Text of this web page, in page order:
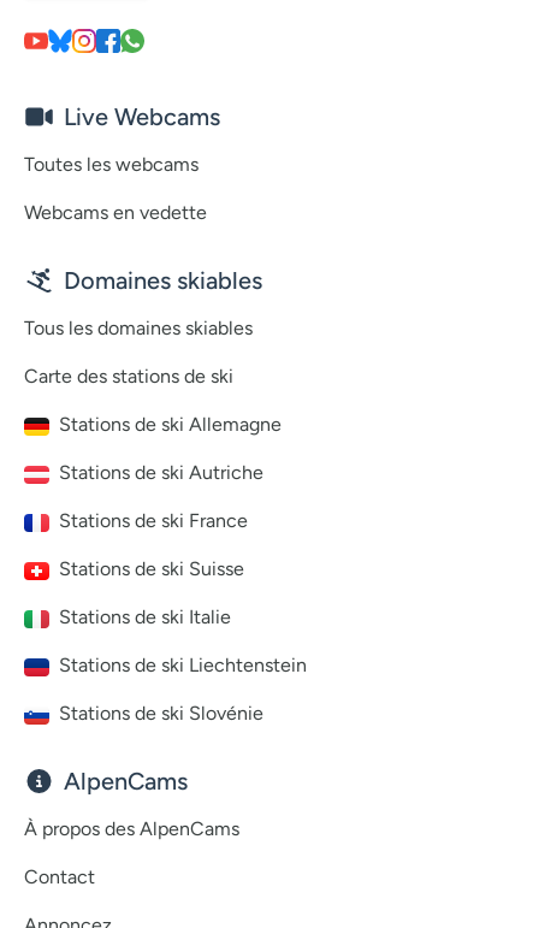
Live Webcams
Toutes les webcams
Webcams en vedette
Domaines skiables
Tous les domaines skiables
Carte des stations de ski
Stations de ski Allemagne
Stations de ski Autriche
Stations de ski France
Stations de ski Suisse
Stations de ski Italie
Stations de ski Liechtenstein
Stations de ski Slovénie
AlpenCams
À propos des AlpenCams
Contact